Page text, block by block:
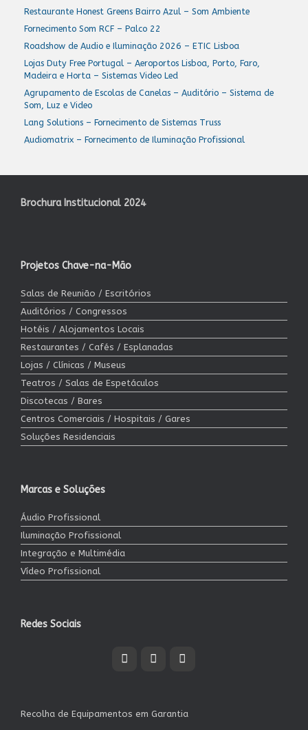
Restaurante Honest Greens Bairro Azul – Som Ambiente
Fornecimento Som RCF – Palco 22
Roadshow de Audio e Iluminação 2026 – ETIC Lisboa
Lojas Duty Free Portugal – Aeroportos Lisboa, Porto, Faro,
Madeira e Horta – Sistemas Video Led
Agrupamento de Escolas de Canelas – Auditório – Sistema de
Som, Luz e Video
Lang Solutions – Fornecimento de Sistemas Truss
Audiomatrix – Fornecimento de Iluminação Profissional
Brochura Institucional 2024
Projetos Chave-na-Mão
Salas de Reunião / Escritórios
Auditórios / Congressos
Hotéis / Alojamentos Locais
Restaurantes / Cafés / Esplanadas
Lojas / Clínicas / Museus
Teatros / Salas de Espetáculos
Discotecas / Bares
Centros Comerciais / Hospitais / Gares
Soluções Residenciais
Marcas e Soluções
Áudio Profissional
Iluminação Profissional
Integração e Multimédia
Vídeo Profissional
Redes Sociais
Recolha de Equipamentos em Garantia